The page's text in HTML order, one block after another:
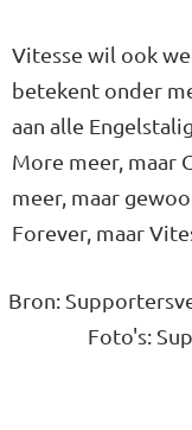
Vitesse wil ook
betekent onder
aan alle
More meer, maar
meer, maar
Forever, maar
Bron:
Foto's: